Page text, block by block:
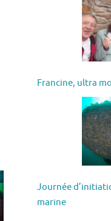
Francine, ultra
Journée
marine